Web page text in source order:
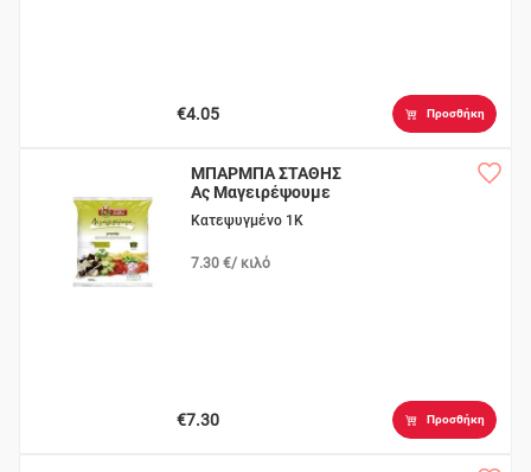
€4.05 Προσθήκη
ΜΠΑΡΜΠΑ ΣΤΑΘΗΣ
Ας Μαγειρέψουμε
Μπριάμ
Κατεψυγμένο 1K
7.30 €/ κιλό
€7.30 Προσθήκη